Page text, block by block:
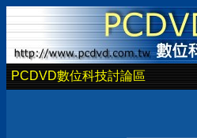
PCDVD數位科技討論區